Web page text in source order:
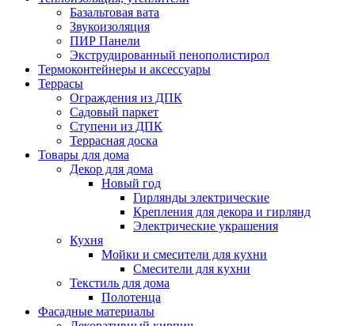
Базальтовая вата
Звукоизоляция
ПИР Панели
Экструдированный пенополистирол
Термоконтейнеры и аксессуары
Террасы
Ограждения из ДПК
Садовый паркет
Ступени из ДПК
Террасная доска
Товары для дома
Декор для дома
Новый год
Гирлянды электрические
Крепления для декора и гирлянд
Электрические украшения
Кухня
Мойки и смесители для кухни
Смесители для кухни
Текстиль для дома
Полотенца
Фасадные материалы